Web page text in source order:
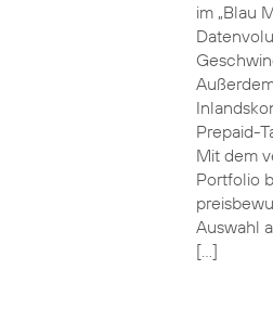
im „Blau
Prepaid-
Mit dem
Portfolio
Auswahl
[…]